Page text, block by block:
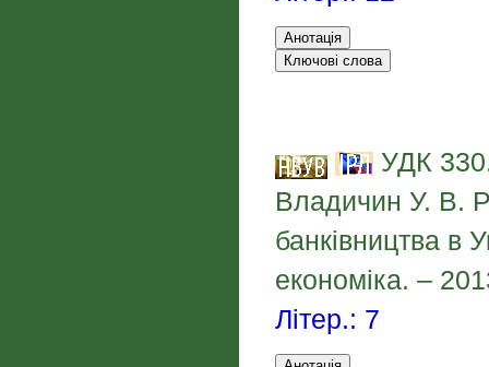
УДК
Владичин У. В.
банківництва в
економіка. –
Літер.: 7